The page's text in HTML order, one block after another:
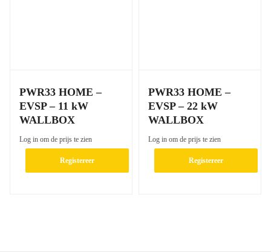
PWR33 HOME –
EVSP – 11 kW
WALLBOX
Log in om de prijs te zien
Registereer
PWR33 HOME –
EVSP – 22 kW
WALLBOX
Log in om de prijs te zien
Registereer